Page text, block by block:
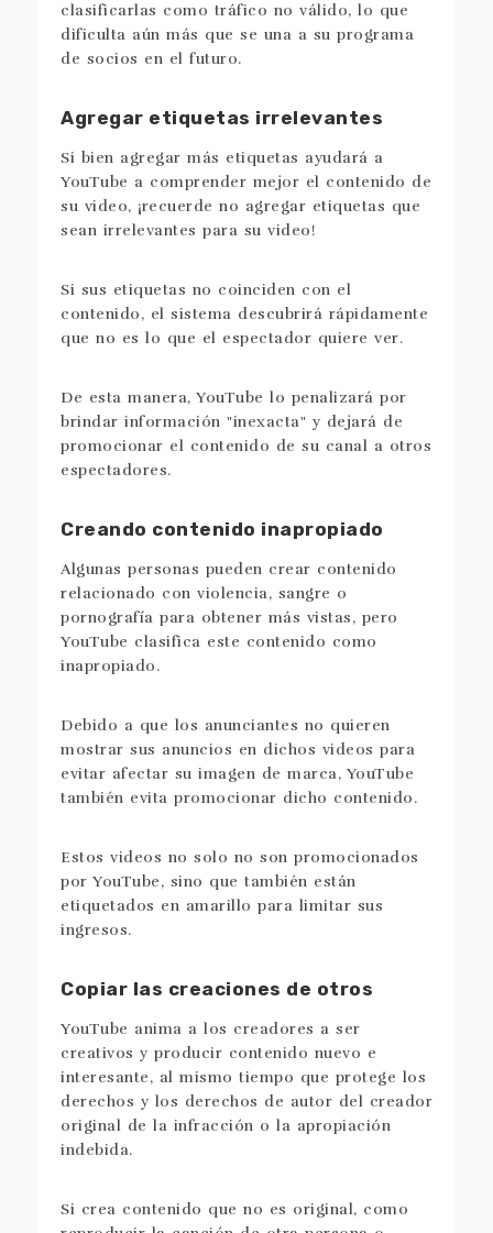
clasificarlas como tráfico no válido, lo que
dificulta aún más que se una a su programa
de socios en el futuro.
Agregar etiquetas irrelevantes
Si bien agregar más etiquetas ayudará a
YouTube a comprender mejor el contenido de
su video, ¡recuerde no agregar etiquetas que
sean irrelevantes para su video!
Si sus etiquetas no coinciden con el
contenido, el sistema descubrirá rápidamente
que no es lo que el espectador quiere ver.
De esta manera, YouTube lo penalizará por
brindar información "inexacta" y dejará de
promocionar el contenido de su canal a otros
espectadores.
Creando contenido inapropiado
Algunas personas pueden crear contenido
relacionado con violencia, sangre o
pornografía para obtener más vistas, pero
YouTube clasifica este contenido como
inapropiado.
Debido a que los anunciantes no quieren
mostrar sus anuncios en dichos videos para
evitar afectar su imagen de marca, YouTube
también evita promocionar dicho contenido.
Estos videos no solo no son promocionados
por YouTube, sino que también están
etiquetados en amarillo para limitar sus
ingresos.
Copiar las creaciones de otros
YouTube anima a los creadores a ser
creativos y producir contenido nuevo e
interesante, al mismo tiempo que protege los
derechos y los derechos de autor del creador
original de la infracción o la apropiación
indebida.
Si crea contenido que no es original, como